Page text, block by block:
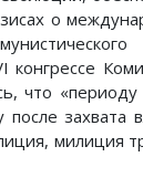
о
конгрессе
что
захвата
милиция